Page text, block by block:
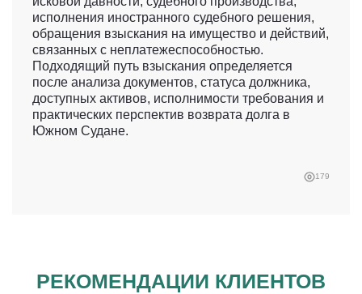
исполнения иностранного судебного решения,
обращения взыскания на имущество и действий,
связанных с неплатежеспособностью.
Подходящий путь взыскания определяется
после анализа документов, статуса должника,
доступных активов, исполнимости требования и
практических перспектив возврата долга в
Южном Судане.
179
РЕКОМЕНДАЦИИ КЛИЕНТОВ